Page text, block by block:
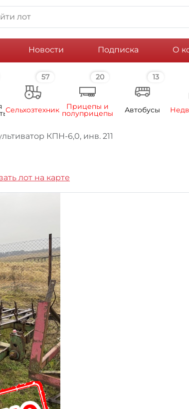
Новости Подписка О
57
Сельхозтехника
20
Прицепы и
полуприцепы
13
Автобусы
КПН-6,0, инв. 211
лот на карте